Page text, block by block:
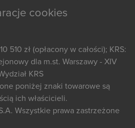
cookies
510 zł (opłacony w całości); KRS:
dla m.st. Warszawy - XIV
KRS
poniżej znaki towarowe są
ich właścicieli.
Wszystkie prawa zastrzeżone